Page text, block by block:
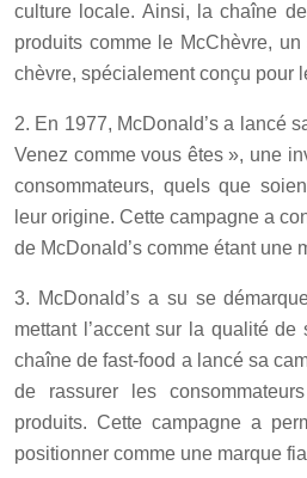
culture locale. Ainsi, la chaîne
produits comme le McChèvre,
chèvre, spécialement conçu pour
2. En 1977, McDonald’s a lancé
Venez comme vous êtes », une
consommateurs, quels que
leur origine. Cette campagne a
de McDonald’s comme étant une
3. McDonald’s a su se
mettant l’accent sur la qualité
chaîne de fast-food a lancé sa
de rassurer les
produits. Cette campagne a
positionner comme une marque